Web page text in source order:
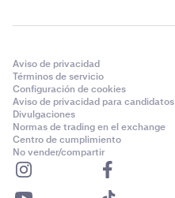
Aviso de privacidad
Términos de servicio
Configuración de cookies
Aviso de privacidad para candidatos
Divulgaciones
Normas de trading en el exchange
Centro de cumplimiento
No vender/compartir